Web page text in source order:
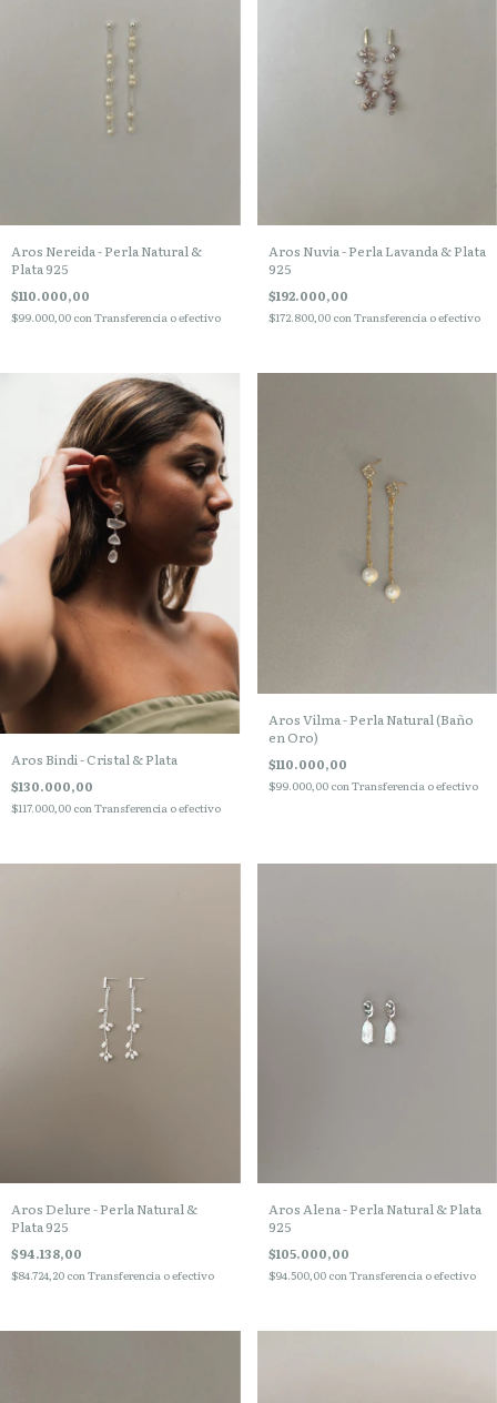
Aros Nereida - Perla Natural &
Plata 925
$110.000,00
$99.000,00 conTransferencia o efectivo
Aros Nuvia - Perla Lavanda & Plata
925
$192.000,00
$172.800,00 conTransferencia o efectivo
Aros Bindi - Cristal & Plata
$130.000,00
$117.000,00 con Transferencia o efectivo
Aros Vilma - Perla Natural (Baño
en Oro)
$110.000,00
$99.000,00 con Transferencia o efectivo
Aros Delure - Perla Natural &
Plata 925
$94.138,00
$84.724,20 conTransferencia o efectivo
Aros Alena - Perla Natural & Plata
925
$105.000,00
$94.500,00 conTransferencia o efectivo